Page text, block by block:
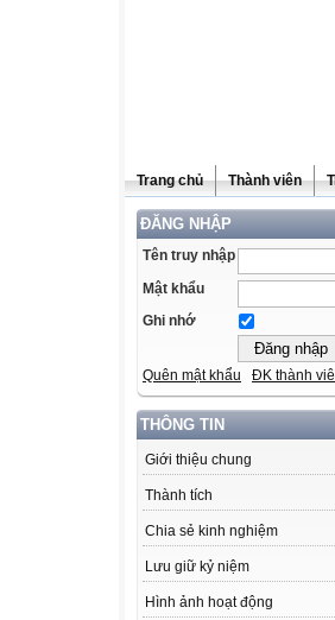
Trang chủ Thành viên
ĐĂNG NHẬP
Tên truy nhập
Mật khẩu
Ghi nhớ
Quên mật khẩu ĐK thành
THÔNG TIN
Giới thiệu chung
Thành tích
Chia sẻ kinh nghiệm
Lưu giữ kỷ niệm
Hình ảnh hoạt động